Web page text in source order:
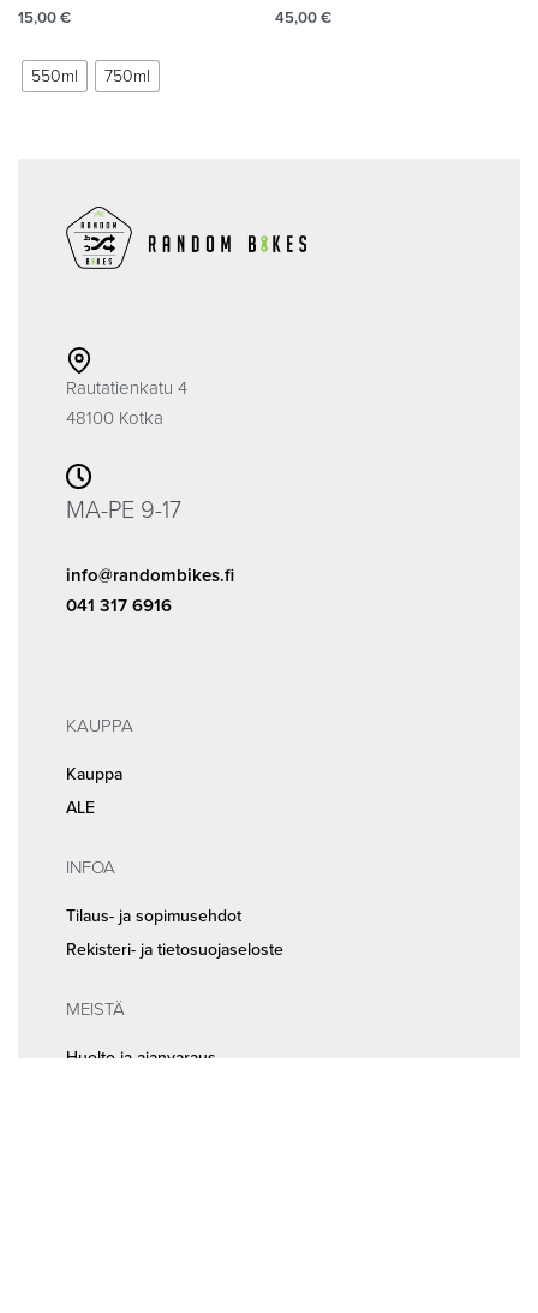
15,00€
550ml 750ml
45,00€
Rautatienkatu 4
48100 Kotka
MA-PE 9-17
info@randombikes.fi
041 317 6916
KAUPPA
Kauppa
ALE
INFOA
Tilaus- ja sopimusehdot
Rekisteri- ja tietosuojaseloste
MEISTÄ
Huolto ja ajanvaraus